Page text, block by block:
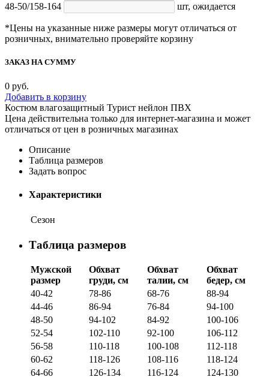
48-50/158-164
шт, ожидается
*Цены на указанные ниже размеры могут отличаться от
розничных, внимательно проверяйте корзину
ЗАКАЗ НА СУММУ
0 руб.
Добавить в корзину
Костюм влагозащитный Турист нейлон ПВХ
Цена действительна только для интернет-магазина и может
отличаться от цен в розничных магазинах
Описание
Таблица размеров
Задать вопрос
Характеристики
Сезон
Таблица размеров
Мужской
размер
Обхват
груди, см
Обхват
талии, см
Обхват
бедер, см
40-42
78-86 68-76
88-94
44-46
86-94 76-84
94-100
48-50
94-102 84-92
100-106
52-54
102-110 92-100
106-112
56-58
110-118 100-108
112-118
60-62
118-126 108-116
118-124
64-66
126-134 116-124
124-130